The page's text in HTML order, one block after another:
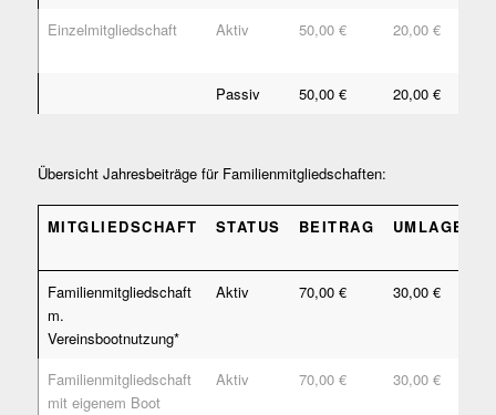
Einzelmitgliedschaft Aktiv 50,00 € 20,00 €
Passiv
50,00 € 20,00 €
Übersicht Jahresbeiträge für Familienmitgliedschaften:
MITGLIEDSCHAFT STATUS BEITRAG UMLAGE
MITGLIEDSCHAFT STATUS
Familienmitgliedschaft
m.
Vereinsbootnutzung*
Aktiv 70,00 € 30,00 €
Familienmitgliedschaft
mit eigenem Boot
Aktiv 70,00 € 30,00 €